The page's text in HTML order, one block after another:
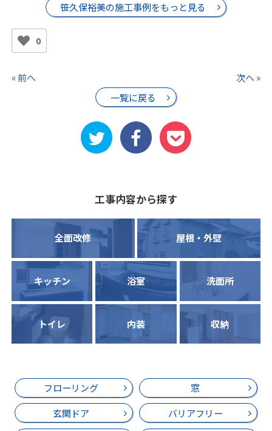
笹久保裕美の施工事例をもっと見る
0
« 前へ
一覧に戻る
次へ »
工事内容から探す
全面改修 屋根・外壁
キッチン 浴室 洗面所
トイレ 内装 収納
フローリング
窓
玄関ドア
バリアフリー